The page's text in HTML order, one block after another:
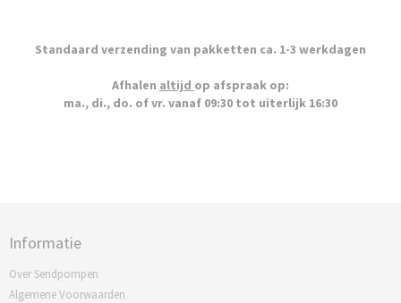
Standaard verzending van pakketten ca. 1-3 werkdagen
Afhalen altijd op afspraak op:
ma., di., do. of vr. vanaf 09:30 tot uiterlijk 16:30
Informatie
Over Sendpompen
Algemene Voorwaarden